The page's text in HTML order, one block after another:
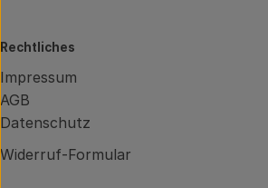
Rechtliches
Impressum
AGB
Datenschutz
Widerruf-Formular